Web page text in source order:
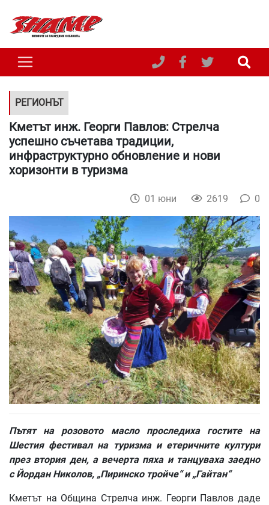
РЕГИОНЪТ
Кметът инж. Георги Павлов: Стрелча
успешно съчетава традиции,
инфраструктурно обновление и нови
хоризонти в туризма
01 юни 2619 0
Пътят на розовото масло проследиха гостите на
Шестия фестивал на туризма и етеричните култури
през втория ден, а вечерта пяха и танцуваха заедно
с Йордан Николов, „Пиринско тройче“ и „Гайтан“
Кметът на Община Стрелча инж. Георги Павлов даде